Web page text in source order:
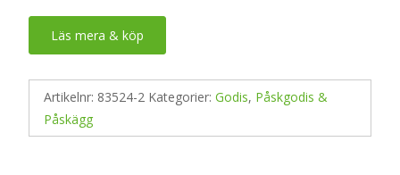
Läs mera & köp
Artikelnr: 83524-2 Kategorier: Godis, Påskgodis &
Påskägg